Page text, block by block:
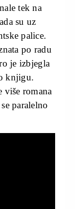
tek na
su uz
palice.
po radu
je izbjegla
knjigu.
više romana
paralelno